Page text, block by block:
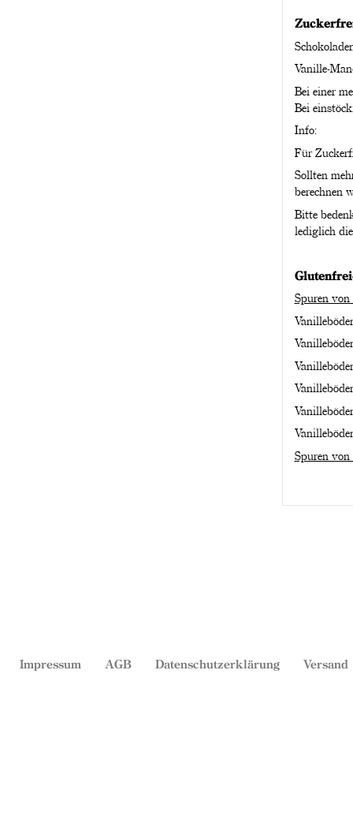
Vanille-
Bei einer
Bei
Info:
Für
Sollten
berechnen
Bitte
lediglich
Spuren
Spuren
Impressum AGB Datenschutzerklärung Versand